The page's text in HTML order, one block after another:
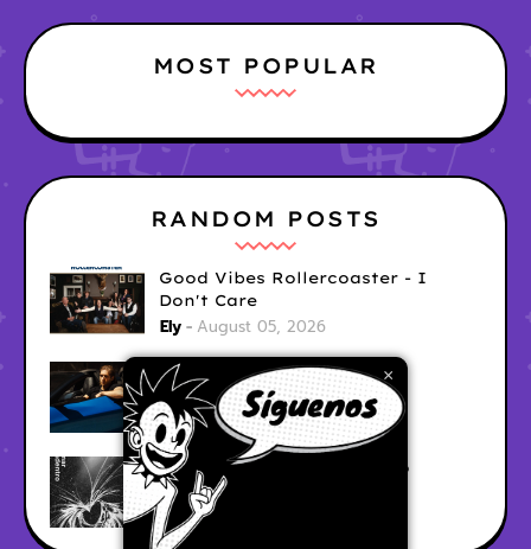
×
MOST POPULAR
RANDOM POSTS
Good Vibes Rollercoaster - I
Don't Care
Ely August 05, 2026
Hyperwulf - FaceTime
Ely August 04, 2026
BARRACÜDA - Mar Adentro
Ely August 04, 2026